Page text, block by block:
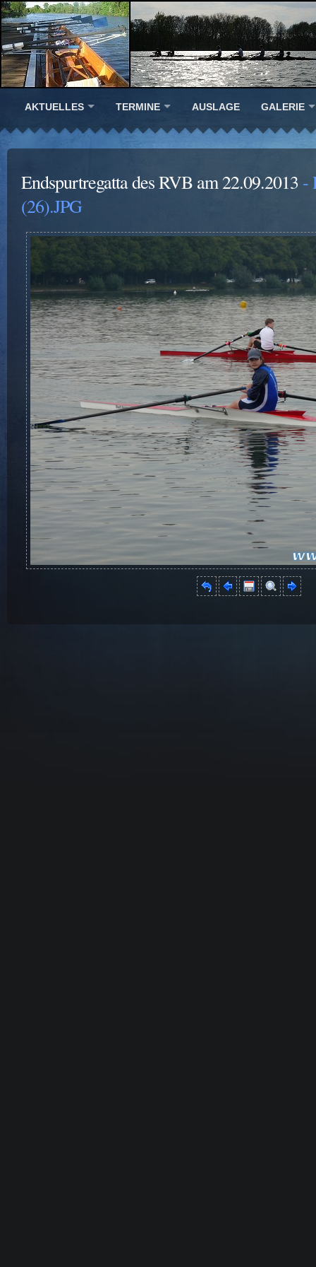
AKTUELLES TERMINE AUSLAGE GALERIE
Endspurtregatta des RVB am 22.09.2013 -
(26).JPG